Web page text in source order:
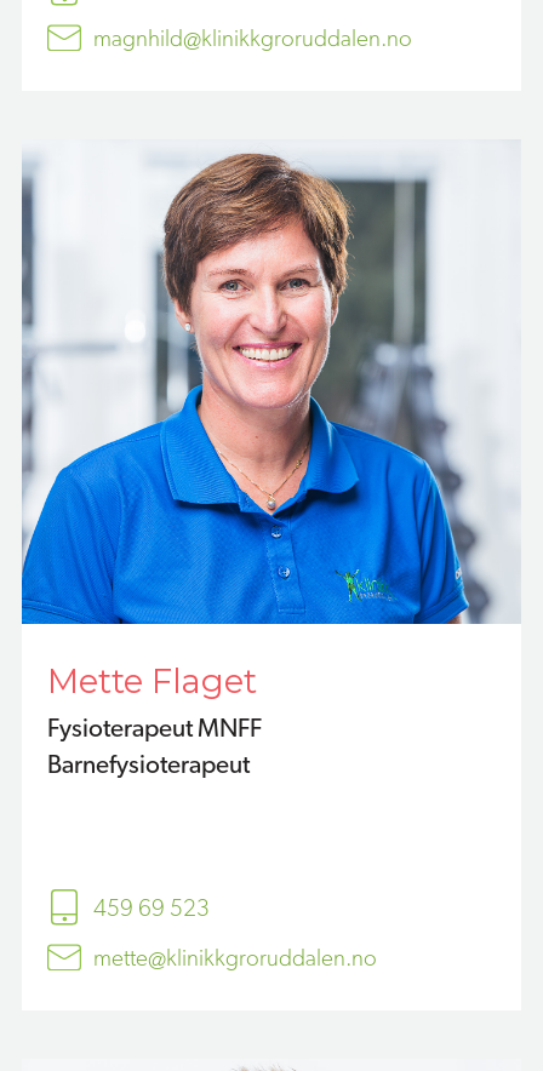
magnhild@klinikkgroruddalen.no
Mette Flaget
Fysioterapeut MNFF
Barnefysioterapeut
459 69 523
mette@klinikkgroruddalen.no